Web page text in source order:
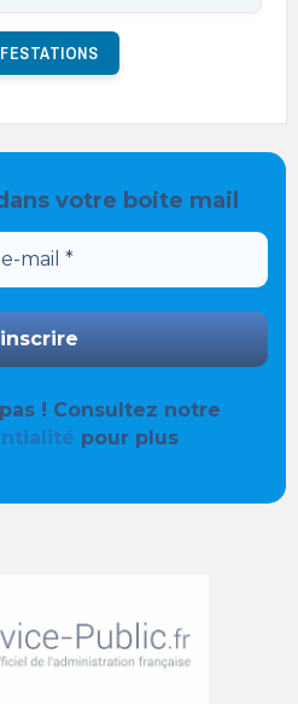
votre boite mail
! Consultez notre
pour plus